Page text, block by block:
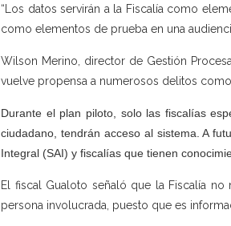
“Los datos servirán a la Fiscalía como
como elementos de prueba en una
Wilson Merino, director de Gestión
vuelve propensa a numerosos delitos
Durante el plan piloto, solo las fiscalías
ciudadano, tendrán acceso al sistema. A
Integral (SAI) y fiscalías que tienen
El fiscal Gualoto señaló que la Fiscalía
persona involucrada, puesto que es